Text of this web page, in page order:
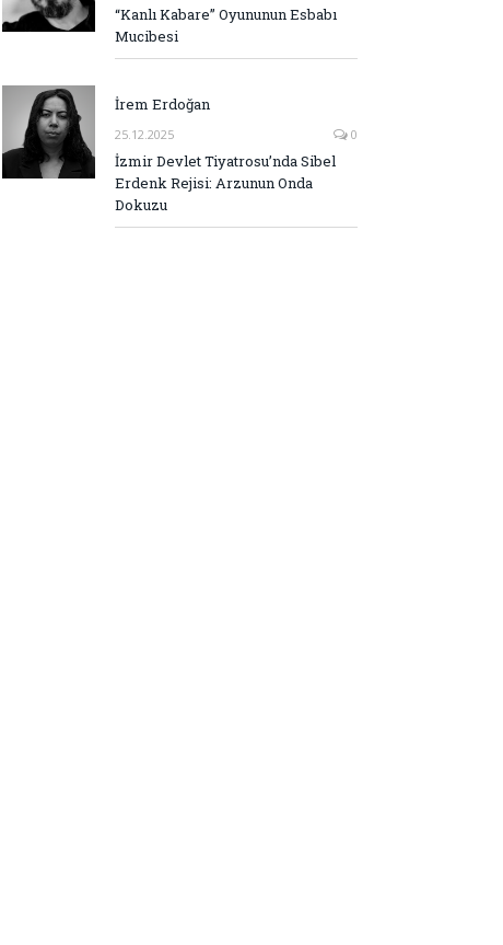
“Kanlı Kabare” Oyununun Esbabı
Mucibesi
İrem Erdoğan
25.12.2025 0
İzmir Devlet Tiyatrosu’nda Sibel
Erdenk Rejisi: Arzunun Onda
Dokuzu